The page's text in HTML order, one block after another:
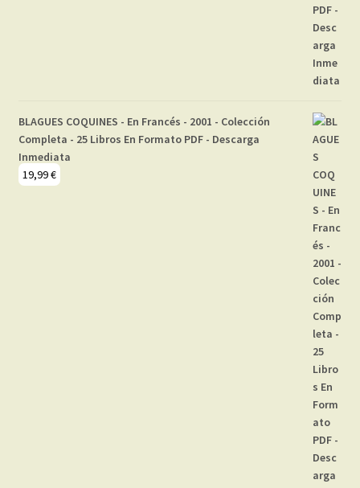
BLAGUES COQUINES - En Francés - 2001 - Colección
Completa - 25 Libros En Formato PDF - Descarga
Inmediata
19,99€